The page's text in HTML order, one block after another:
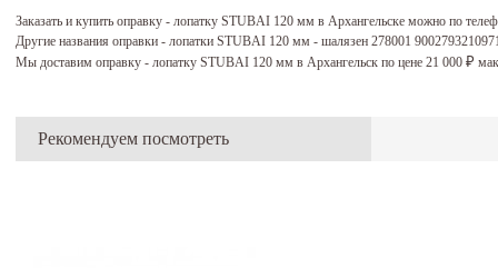
Заказать и купить оправку - лопатку STUBAI 120 мм в Архангельске можно по
Другие названия оправки - лопатки STUBAI 120 мм - шалязен 278001
Мы доставим оправку - лопатку STUBAI 120 мм в Архангельск по цене 21 000 ₽
Рекомендуем посмотреть